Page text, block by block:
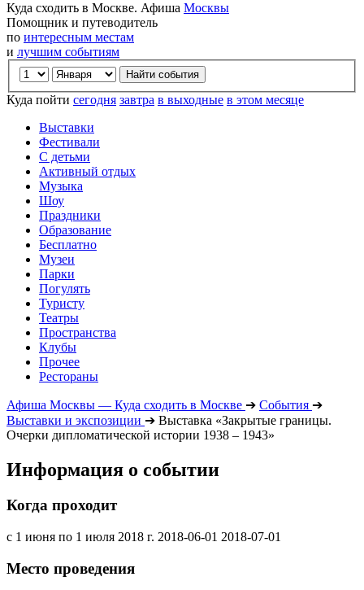
Куда сходить в Москве. Афиша Москвы
Помощник и путеводитель
по интересным местам
и лучшим событиям
Куда пойти сегодня завтра в выходные в этом месяце
Выставки
Фестивали
С детьми
Активный отдых
Музыка
Шоу
Праздники
Образование
Бесплатно
Музеи
Парки
Погулять
Туристу
Театры
Пространства
Клубы
Прочее
Рестораны
Афиша Москвы — Куда сходить в Москве ➔ События ➔
Выставки и экспозиции ➔ Выставка «Закрытые границы.
Очерки дипломатической истории 1938 – 1943»
Информация о событии
Когда проходит
с 1 июня по 1 июля 2018 г. 2018-06-01 2018-07-01
Место проведения